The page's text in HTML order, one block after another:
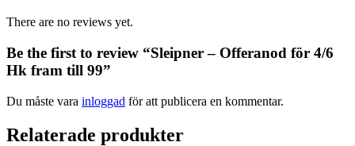
There are no reviews yet.
Be the first to review “Sleipner – Offeranod för 4/6
Hk fram till 99”
Du måste vara inloggad för att publicera en kommentar.
Relaterade produkter